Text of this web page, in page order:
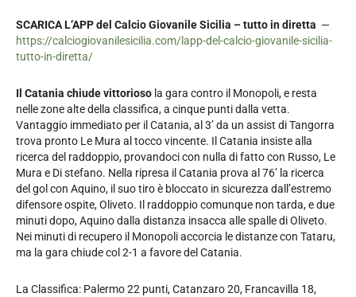
SCARICA L’APP del Calcio Giovanile Sicilia – tutto in diretta —
https://calciogiovanilesicilia.com/lapp-del-calcio-giovanile-sicilia-
tutto-in-diretta/
Il Catania chiude vittorioso la gara contro il Monopoli, e resta
nelle zone alte della classifica, a cinque punti dalla vetta.
Vantaggio immediato per il Catania, al 3’ da un assist di Tangorra
trova pronto Le Mura al tocco vincente. Il Catania insiste alla
ricerca del raddoppio, provandoci con nulla di fatto con Russo, Le
Mura e Di stefano. Nella ripresa il Catania prova al 76’ la ricerca
del gol con Aquino, il suo tiro è bloccato in sicurezza dall’estremo
difensore ospite, Oliveto. Il raddoppio comunque non tarda, e due
minuti dopo, Aquino dalla distanza insacca alle spalle di Oliveto.
Nei minuti di recupero il Monopoli accorcia le distanze con Tataru,
ma la gara chiude col 2-1 a favore del Catania.
La Classifica: Palermo 22 punti, Catanzaro 20, Francavilla 18,